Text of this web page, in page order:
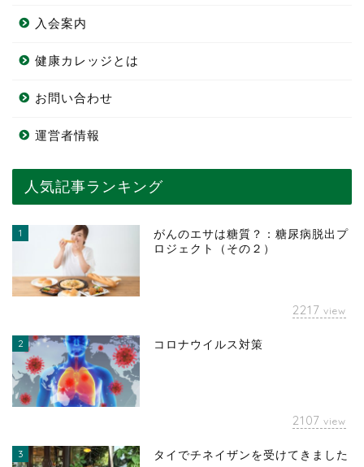
入会案内
健康カレッジとは
お問い合わせ
運営者情報
人気記事ランキング
1
がんのエサは糖質？：糖尿病脱出プ
ロジェクト（その２）
2217 view
2 コロナウイルス対策
2107 view
3 タイでチネイザンを受けてきました